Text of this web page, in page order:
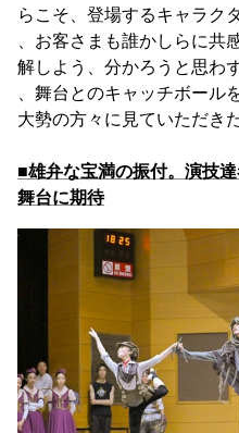
らこそ、登場するキャラク
、お客さまも誰かしらに共
解しよう、分かろうと思わ
、舞台とのキャッチボール
大勢の方々に見ていただき
■雄弁な宝満の振付。演技
舞台に期待